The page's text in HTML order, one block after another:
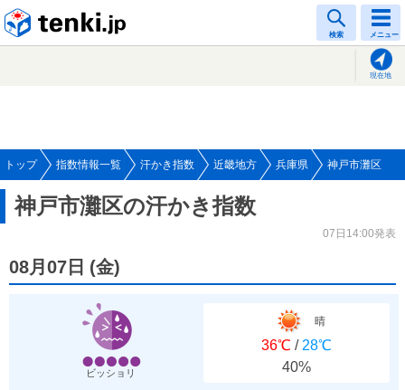
検索 メニュー
現在地
トップ 指数情報一覧 汗かき指数 近畿地方 兵庫県 神戸市灘区
神戸市灘区の汗かき指数
07日14:00発表
08月07日 (金)
ビッショリ
晴
36℃ / 28℃
40%